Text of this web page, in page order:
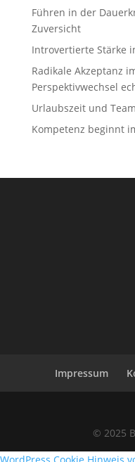
Führen in der
Zuversicht
Introvertierte Stärke
Radikale Akzeptanz
Perspektivwechsel
Urlaubszeit und
Kompetenz beginnt
Impressum
© 2025